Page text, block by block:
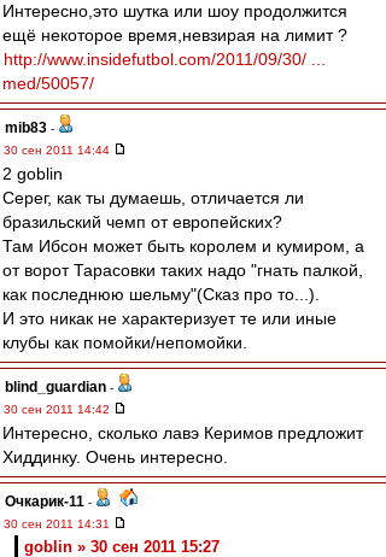
Интересно,это шутка или шоу продолжится
ещё некоторое время,невзирая на лимит ?
http://www.insidefutbol.com/2011/09/30/ ...
med/50057/
mib83 -
30 сен 2011 14:44
2 goblin
Серег, как ты думаешь, отличается ли
бразильский чемп от европейских?
Там Ибсон может быть королем и кумиром, а
от ворот Тарасовки таких надо "гнать палкой,
как последнюю шельму"(Сказ про то...).
И это никак не характеризует те или иные
клубы как помойки/непомойки.
blind_guardian -
30 сен 2011 14:42
Интересно, сколько лавэ Керимов предложит
Хиддинку. Очень интересно.
Очкарик-11 -
30 сен 2011 14:31
goblin » 30 сен 2011 15:27